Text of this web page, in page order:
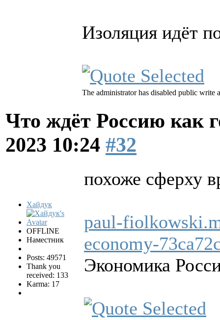
Изоляция идёт
The administrator has disabled public write
Что ждёт Россию как
2023 10:24 #32
Хайдук
OFFLINE
Наместник
Posts: 49571
Thank you
received: 133
Karma: 17
похоже сферху
paul-
economy-
Экономика